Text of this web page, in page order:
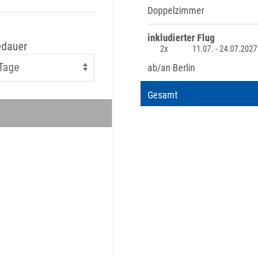
Doppelzimmer
inkludierter Flug
2x 11.07. -24.07.2027
ab/an Berlin
Gesamt